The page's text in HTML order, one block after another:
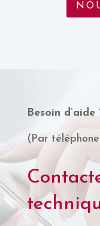
Besoin d’aide
(Par